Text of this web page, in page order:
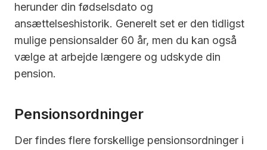
herunder din fødselsdato og
ansættelseshistorik. Generelt set er den tidligst
mulige pensionsalder 60 år, men du kan også
vælge at arbejde længere og udskyde din
pension.
Pensionsordninger
Der findes flere forskellige pensionsordninger i